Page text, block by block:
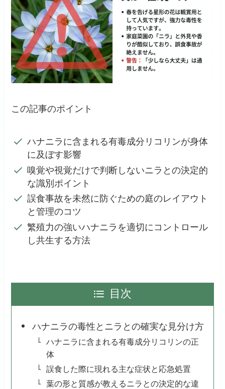
この記事のポイント
ハナニラに含まれる有毒成分リコリンが身体
に及ぼす影響
嗅覚や視覚だけで判断しないニラとの決定的
な識別ポイント
誤食事故を未然に防ぐための庭のレイアウト
と管理のコツ
繁殖力の強いハナニラを適切にコントロール
し共生する方法
目次
ハナニラの毒性とニラとの確実な見分け方
ハナニラに含まれる有毒成分リコリンの正
体
誤食した際に現れる主な症状と応急処置
葉の形と質感が教えるニラとの決定的な違